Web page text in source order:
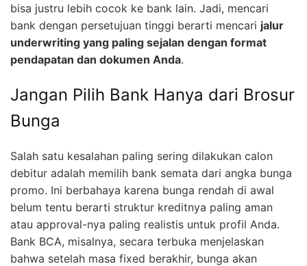
bisa justru lebih cocok ke bank lain. Jadi, mencari
bank dengan persetujuan tinggi berarti mencari jalur
underwriting yang paling sejalan dengan format
pendapatan dan dokumen Anda.
Jangan Pilih Bank Hanya dari Brosur
Bunga
Salah satu kesalahan paling sering dilakukan calon
debitur adalah memilih bank semata dari angka bunga
promo. Ini berbahaya karena bunga rendah di awal
belum tentu berarti struktur kreditnya paling aman
atau approval-nya paling realistis untuk profil Anda.
Bank BCA, misalnya, secara terbuka menjelaskan
bahwa setelah masa fixed berakhir, bunga akan